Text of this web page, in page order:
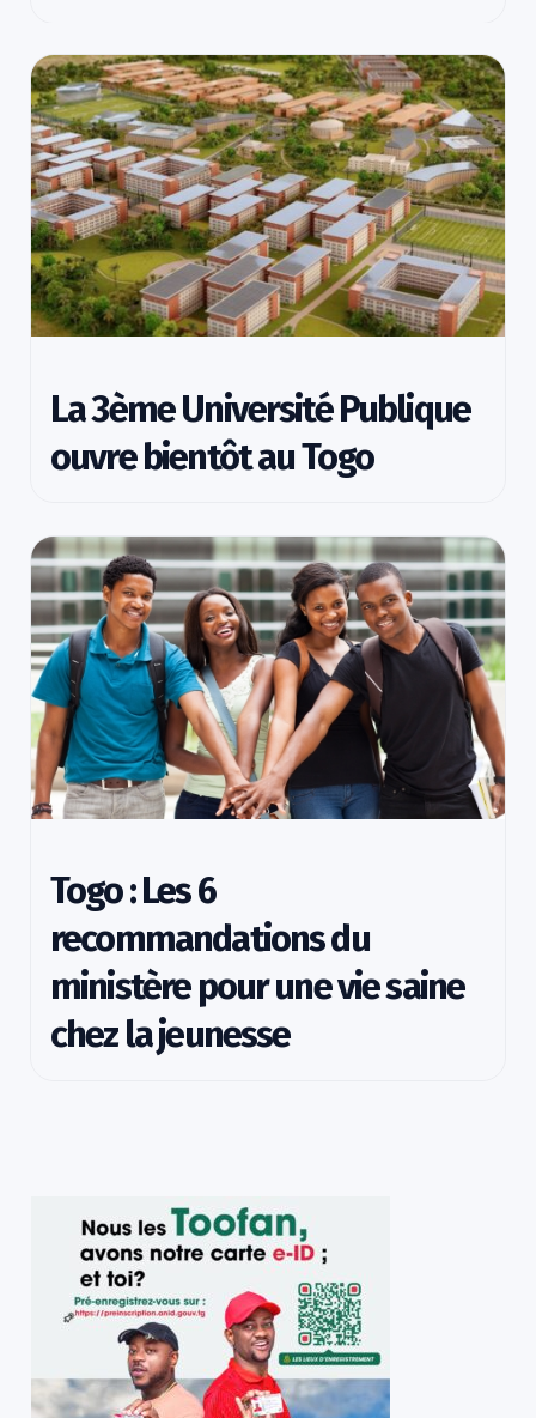
La 3ème Université Publique
ouvre bientôt au Togo
Togo : Les 6
recommandations du
ministère pour une vie saine
chez la jeunesse